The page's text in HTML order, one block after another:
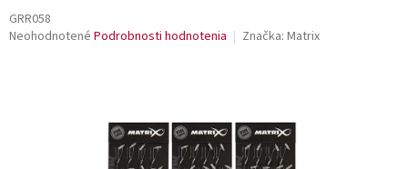
GRR058
Priemerné
Neohodnotené Podrobnosti hodnotenia Značka: Matrix